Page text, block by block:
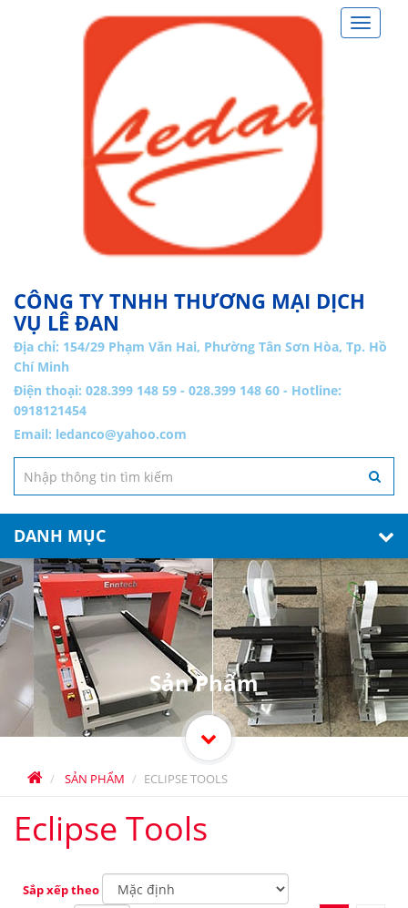
Toggle
CÔNG TY TNHH THƯƠNG MẠI DỊCH
VỤ LÊ ĐAN
Địa chỉ: 154/29 Phạm Văn Hai, Phường Tân Sơn Hòa, Tp. Hồ
Chí Minh
Điện thoại: 028.399 148 59 - 028.399 148 60 - Hotline:
0918121454
Email: ledanco@yahoo.com
DANH MỤC
SẢN PHẨM ECLIPSE TOOLS
Sản Phẩm
Eclipse Tools
Sắp xếp theo